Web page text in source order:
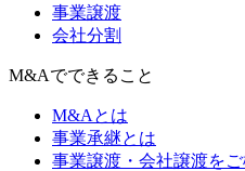
事業譲渡
会社分割
M&Aでできること
M&Aとは
事業承継とは
事業譲渡・会社譲渡を